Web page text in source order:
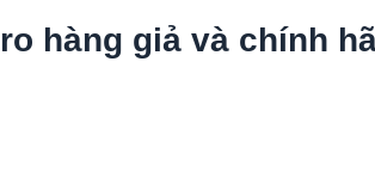
hàng giả và chính